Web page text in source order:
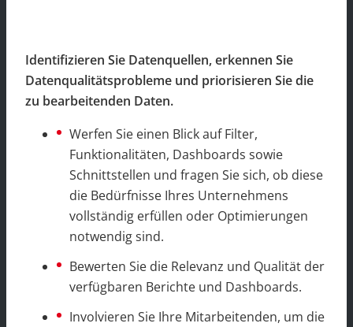
Identifizieren Sie Datenquellen, erkennen Sie
Datenqualitätsprobleme und priorisieren Sie die
zu bearbeitenden Daten.
Werfen Sie einen Blick auf Filter,
Funktionalitäten, Dashboards sowie
Schnittstellen und fragen Sie sich, ob diese
die Bedürfnisse Ihres Unternehmens
vollständig erfüllen oder Optimierungen
notwendig sind.
Bewerten Sie die Relevanz und Qualität der
verfügbaren Berichte und Dashboards.
Involvieren Sie Ihre Mitarbeitenden, um die